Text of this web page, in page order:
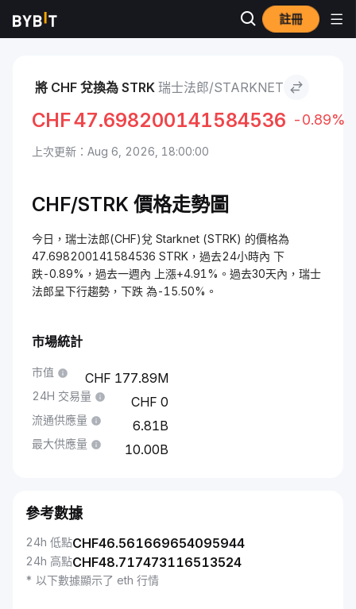
註冊
市場 Starknet 價格 STRK 瑞士法郎 to Starknet
將 CHF 兌換為 STRK 瑞士法郎/STARKNET
CHF47.698200141584536 -0.89%
上次更新：Aug 6, 2026, 18:00:00
CHF/STRK 價格走勢圖
今日，瑞士法郎(CHF)兌 Starknet (STRK) 的價格為
47.698200141584536 STRK，過去24小時內 下
跌-0.89%，過去一週內 上漲+4.91%。過去30天內，瑞士
法郎呈下行趨勢，下跌 為-15.50%。
市場統計
市值 177.89M
24H 交易量 0
流通供應量 6.81B
最大供應量 10.00B
參考數據
24h 低點CHF46.561669654095944
24h 高點CHF48.717473116513524
* 以下數據顯示了 eth 行情